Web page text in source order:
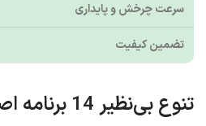
سرعت چرخش و پایداری
تضمین کیفیت
تنوع بی‌نظیر 14 برنامه اصلی | پاسخی به تمام نیازهای شستشو